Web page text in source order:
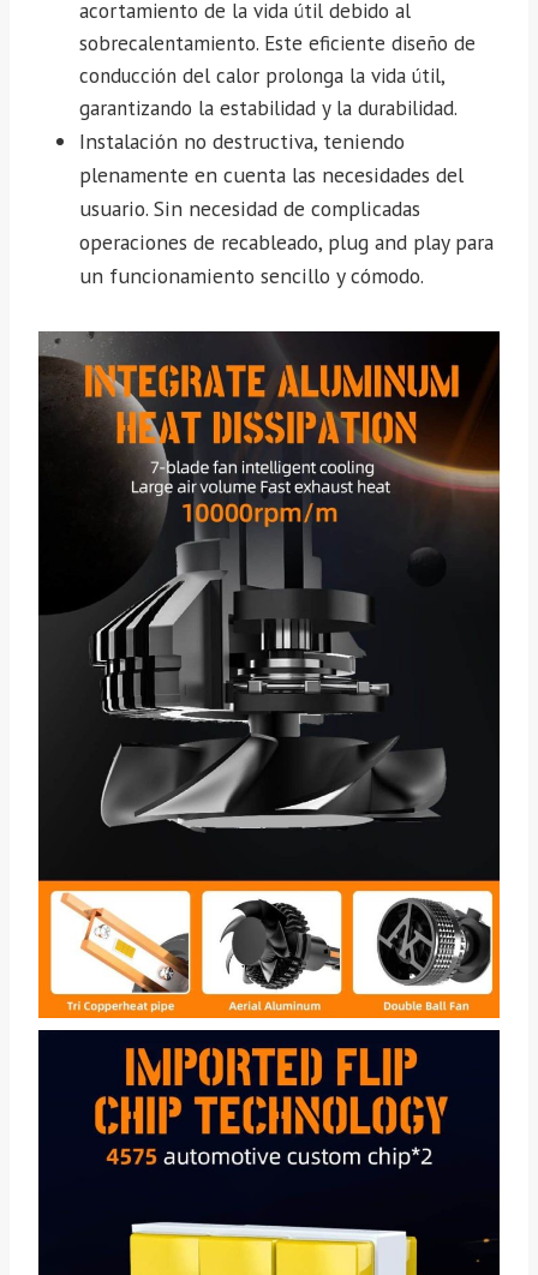
acortamiento de la vida útil debido al
sobrecalentamiento. Este eficiente diseño de
conducción del calor prolonga la vida útil,
garantizando la estabilidad y la durabilidad.
Instalación no destructiva, teniendo
plenamente en cuenta las necesidades del
usuario. Sin necesidad de complicadas
operaciones de recableado, plug and play para
un funcionamiento sencillo y cómodo.